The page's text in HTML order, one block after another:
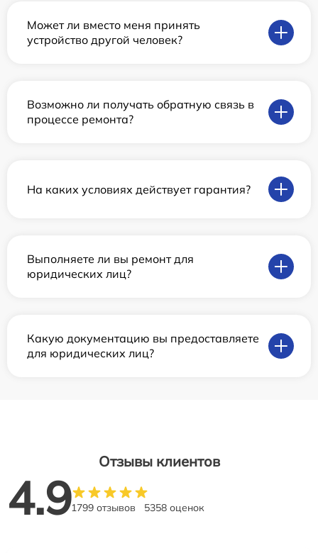
Может ли вместо меня принять
устройство другой человек?
Возможно ли получать обратную связь в
процессе ремонта?
На каких условиях действует гарантия?
Выполняете ли вы ремонт для
юридических лиц?
Какую документацию вы предоставляете
для юридических лиц?
Отзывы клиентов
4.91799 отзывов 5358 оценок